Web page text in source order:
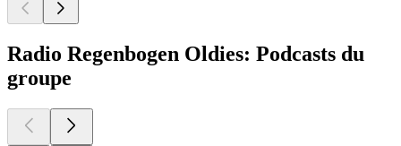
Radio Regenbogen Oldies: Podcasts du
groupe